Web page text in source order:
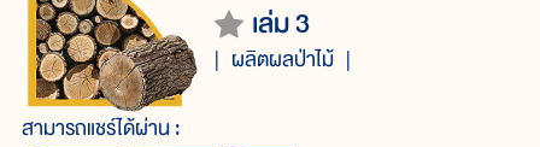
เล่ม 3
ผลิตผลป่าไม้
สามารถแชร์ได้ผ่าน :